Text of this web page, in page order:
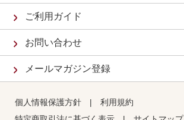
ご利用ガイド
お問い合わせ
メールマガジン登録
個人情報保護方針 | 利用規約